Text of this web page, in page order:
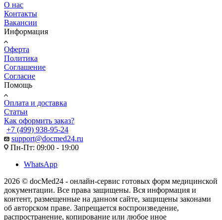
О нас
Контакты
Вакансии
Информация
Оферта
Политика
Соглашение
Согласие
Помощь
Оплата и доставка
Статьи
Как оформить заказ?
+7 (499) 938-95-24
support@docmed24.ru
Пн-Пт: 09:00 - 19:00
WhatsApp
2026 © docMed24 - онлайн-сервис готовых форм медицинской
документации. Все права защищены. Вся информация и
контент, размещенные на данном сайте, защищены законами
об авторском праве. Запрещается воспроизведение,
распространение, копирование или любое иное